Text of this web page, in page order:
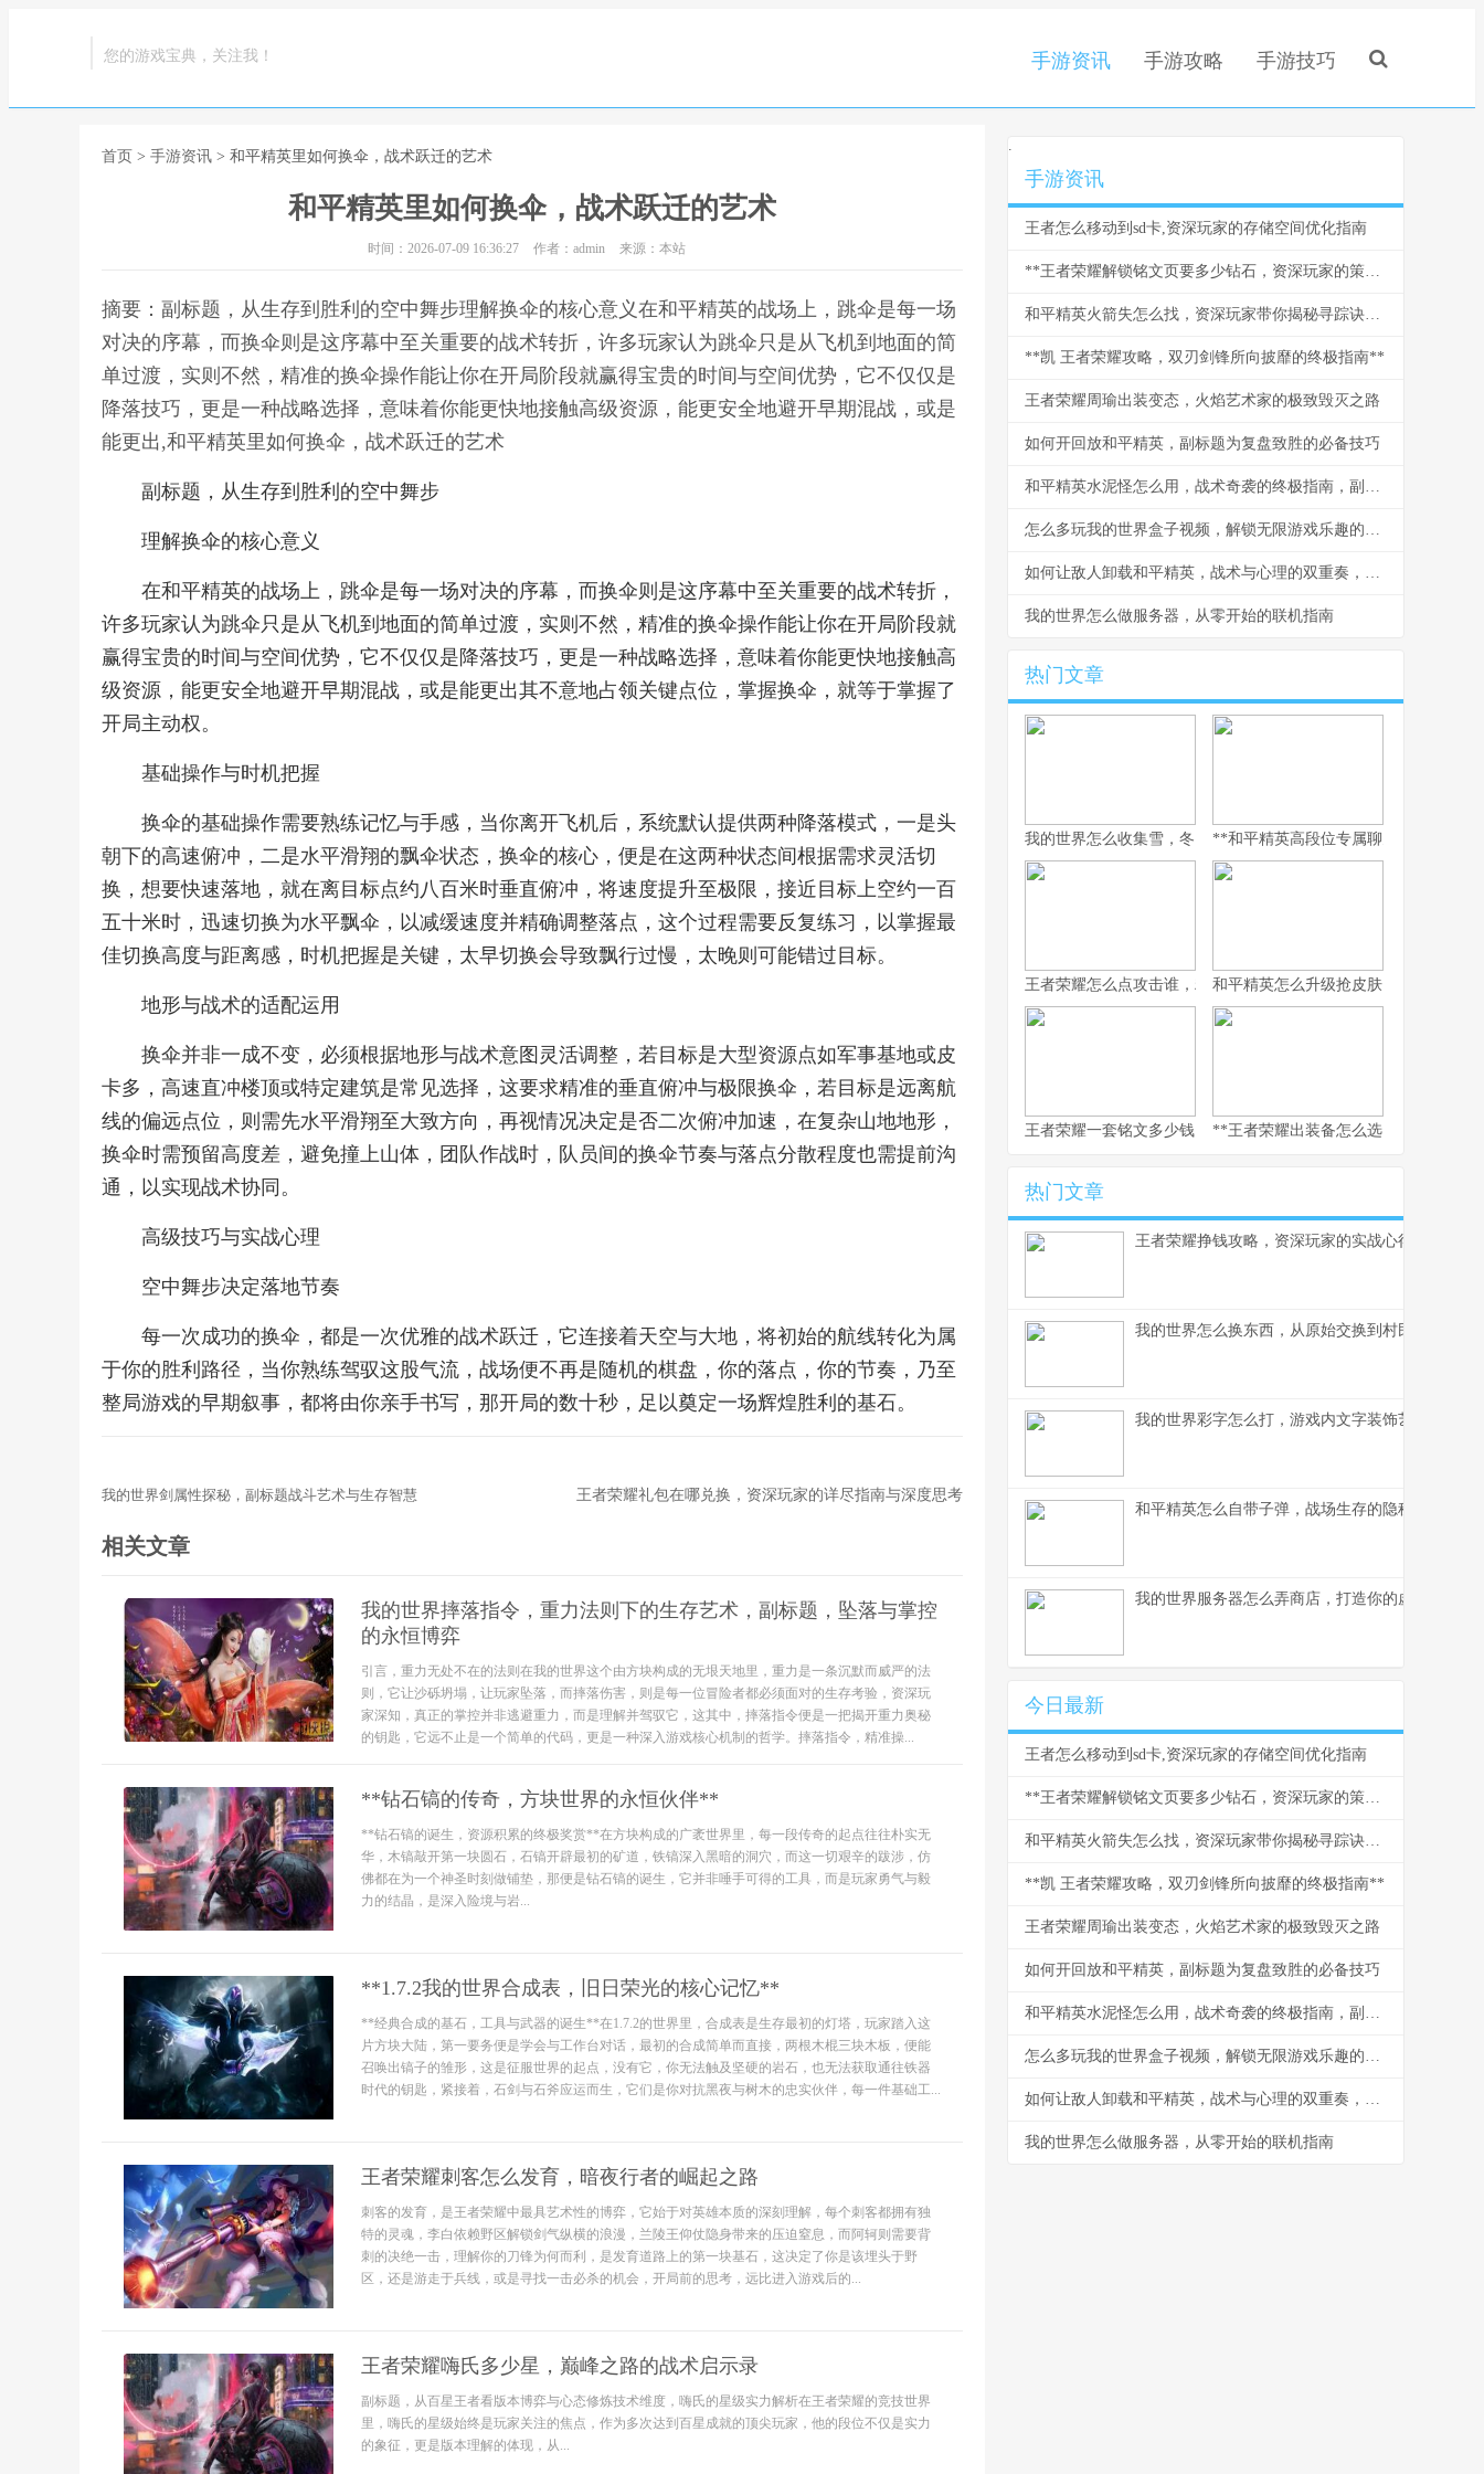
您的游戏宝典，关注我！ 手游资讯 手游攻略 手游技巧
首页 > 手游资讯 > 和平精英里如何换伞，战术跃迁的艺术
和平精英里如何换伞，战术跃迁的艺术
时间：2026-07-09 16:36:27 作者：admin 来源：本站
摘要：副标题，从生存到胜利的空中舞步理解换伞的核心意义在和平精英的战场上，跳伞是每一场
对决的序幕，而换伞则是这序幕中至关重要的战术转折，许多玩家认为跳伞只是从飞机到地面的简
单过渡，实则不然，精准的换伞操作能让你在开局阶段就赢得宝贵的时间与空间优势，它不仅仅是
降落技巧，更是一种战略选择，意味着你能更快地接触高级资源，能更安全地避开早期混战，或是
能更出,和平精英里如何换伞，战术跃迁的艺术
副标题，从生存到胜利的空中舞步
理解换伞的核心意义
在和平精英的战场上，跳伞是每一场对决的序幕，而换伞则是这序幕中至关重要的战术转折，
许多玩家认为跳伞只是从飞机到地面的简单过渡，实则不然，精准的换伞操作能让你在开局阶段就
赢得宝贵的时间与空间优势，它不仅仅是降落技巧，更是一种战略选择，意味着你能更快地接触高
级资源，能更安全地避开早期混战，或是能更出其不意地占领关键点位，掌握换伞，就等于掌握了
开局主动权。
基础操作与时机把握
换伞的基础操作需要熟练记忆与手感，当你离开飞机后，系统默认提供两种降落模式，一是头
朝下的高速俯冲，二是水平滑翔的飘伞状态，换伞的核心，便是在这两种状态间根据需求灵活切
换，想要快速落地，就在离目标点约八百米时垂直俯冲，将速度提升至极限，接近目标上空约一百
五十米时，迅速切换为水平飘伞，以减缓速度并精确调整落点，这个过程需要反复练习，以掌握最
佳切换高度与距离感，时机把握是关键，太早切换会导致飘行过慢，太晚则可能错过目标。
地形与战术的适配运用
换伞并非一成不变，必须根据地形与战术意图灵活调整，若目标是大型资源点如军事基地或皮
卡多，高速直冲楼顶或特定建筑是常见选择，这要求精准的垂直俯冲与极限换伞，若目标是远离航
线的偏远点位，则需先水平滑翔至大致方向，再视情况决定是否二次俯冲加速，在复杂山地地形，
换伞时需预留高度差，避免撞上山体，团队作战时，队员间的换伞节奏与落点分散程度也需提前沟
通，以实现战术协同。
高级技巧与实战心理
空中舞步决定落地节奏
每一次成功的换伞，都是一次优雅的战术跃迁，它连接着天空与大地，将初始的航线转化为属
于你的胜利路径，当你熟练驾驭这股气流，战场便不再是随机的棋盘，你的落点，你的节奏，乃至
整局游戏的早期叙事，都将由你亲手书写，那开局的数十秒，足以奠定一场辉煌胜利的基石。
我的世界剑属性探秘，副标题战斗艺术与生存智慧 王者荣耀礼包在哪兑换，资深玩家的详尽指南与深度思考
相关文章
我的世界摔落指令，重力法则下的生存艺术，副标题，坠落与掌控
的永恒博弈
引言，重力无处不在的法则在我的世界这个由方块构成的无垠天地里，重力是一条沉默而威严的法
则，它让沙砾坍塌，让玩家坠落，而摔落伤害，则是每一位冒险者都必须面对的生存考验，资深玩
家深知，真正的掌控并非逃避重力，而是理解并驾驭它，这其中，摔落指令便是一把揭开重力奥秘
的钥匙，它远不止是一个简单的代码，更是一种深入游戏核心机制的哲学。摔落指令，精准操...
**钻石镐的传奇，方块世界的永恒伙伴**
**钻石镐的诞生，资源积累的终极奖赏**在方块构成的广袤世界里，每一段传奇的起点往往朴实无
华，木镐敲开第一块圆石，石镐开辟最初的矿道，铁镐深入黑暗的洞穴，而这一切艰辛的跋涉，仿
佛都在为一个神圣时刻做铺垫，那便是钻石镐的诞生，它并非唾手可得的工具，而是玩家勇气与毅
力的结晶，是深入险境与岩...
**1.7.2我的世界合成表，旧日荣光的核心记忆**
**经典合成的基石，工具与武器的诞生**在1.7.2的世界里，合成表是生存最初的灯塔，玩家踏入这
片方块大陆，第一要务便是学会与工作台对话，最初的合成简单而直接，两根木棍三块木板，便能
召唤出镐子的雏形，这是征服世界的起点，没有它，你无法触及坚硬的岩石，也无法获取通往铁器
时代的钥匙，紧接着，石剑与石斧应运而生，它们是你对抗黑夜与树木的忠实伙伴，每一件基础工...
王者荣耀刺客怎么发育，暗夜行者的崛起之路
刺客的发育，是王者荣耀中最具艺术性的博弈，它始于对英雄本质的深刻理解，每个刺客都拥有独
特的灵魂，李白依赖野区解锁剑气纵横的浪漫，兰陵王仰仗隐身带来的压迫窒息，而阿轲则需要背
刺的决绝一击，理解你的刀锋为何而利，是发育道路上的第一块基石，这决定了你是该埋头于野
区，还是游走于兵线，或是寻找一击必杀的机会，开局前的思考，远比进入游戏后的...
王者荣耀嗨氏多少星，巅峰之路的战术启示录
副标题，从百星王者看版本博弈与心态修炼技术维度，嗨氏的星级实力解析在王者荣耀的竞技世界
里，嗨氏的星级始终是玩家关注的焦点，作为多次达到百星成就的顶尖玩家，他的段位不仅是实力
的象征，更是版本理解的体现，从...
.
手游资讯
王者怎么移动到sd卡,资深玩家的存储空间优化指南
**王者荣耀解锁铭文页要多少钻石，资深玩家的策略与情怀**
和平精英火箭失怎么找，资深玩家带你揭秘寻踪诀窍副标题
**凯 王者荣耀攻略，双刃剑锋所向披靡的终极指南**
王者荣耀周瑜出装变态，火焰艺术家的极致毁灭之路
如何开回放和平精英，副标题为复盘致胜的必备技巧
和平精英水泥怪怎么用，战术奇袭的终极指南，副标题，水泥丛林中的隐形杀手
怎么多玩我的世界盒子视频，解锁无限游戏乐趣的钥匙
如何让敌人卸载和平精英，战术与心理的双重奏，副标题，一场没有硝烟的战争
我的世界怎么做服务器，从零开始的联机指南
热门文章
我的世界怎么收集雪，冬日生存的艺术**和平精英高段位专属聊天：无声战场
王者荣耀怎么点攻击谁，精准操作背后的博弈艺术，副标题，从本
和平精英怎么升级抢皮肤，高效进阶全
王者荣耀一套铭文多少钱，副标题：老玩家的精打细算与情怀回响
**王者荣耀出装备怎么选，资深玩家的
热门文章
王者荣耀挣钱攻略，资深玩家的实战心得分享
我的世界怎么换东西，从原始交换到村民交易全解
我的世界彩字怎么打，游戏内文字装饰艺术指南
和平精英怎么自带子弹，战场生存的隐秘法则
我的世界服务器怎么弄商店，打造你的虚拟商业帝
今日最新
王者怎么移动到sd卡,资深玩家的存储空间优化指南
**王者荣耀解锁铭文页要多少钻石，资深玩家的策略与情怀**
和平精英火箭失怎么找，资深玩家带你揭秘寻踪诀窍副标题
**凯 王者荣耀攻略，双刃剑锋所向披靡的终极指南**
王者荣耀周瑜出装变态，火焰艺术家的极致毁灭之路
如何开回放和平精英，副标题为复盘致胜的必备技巧
和平精英水泥怪怎么用，战术奇袭的终极指南，副标题，水泥丛林中的隐形杀手
怎么多玩我的世界盒子视频，解锁无限游戏乐趣的钥匙
如何让敌人卸载和平精英，战术与心理的双重奏，副标题，一场没有硝烟的战争
我的世界怎么做服务器，从零开始的联机指南